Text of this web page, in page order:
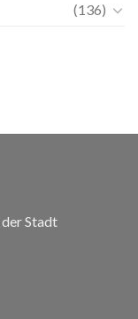
(136)
Stadt